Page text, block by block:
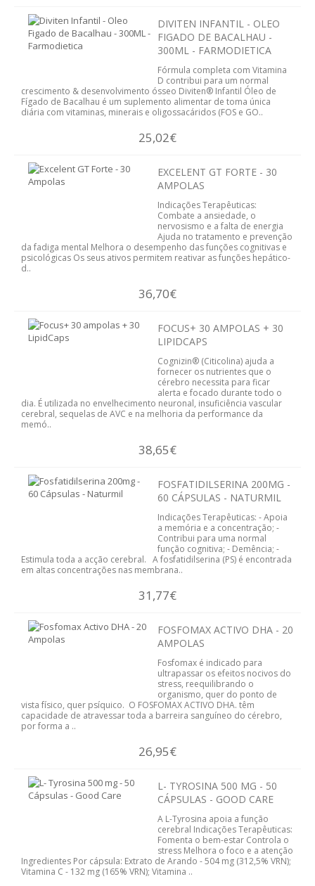
AMINOÁCIDOS/ BCAA
CREATINA
VITAMINAS E MINERAIS
ORTOPEDIA
REVENDA
DIVITEN INFANTIL - OLEO
FIGADO DE BACALHAU -
300ML - FARMODIETICA
Fórmula completa com Vitamina
D contribui para um normal
crescimento & desenvolvimento ósseo Diviten® Infantil Óleo de
Fígado de Bacalhau é um suplemento alimentar de toma única
diária com vitaminas, minerais e oligossacáridos (FOS e GO..
25,02€
EXCELENT GT FORTE - 30
AMPOLAS
Indicações Terapêuticas:
Combate a ansiedade, o
nervosismo e a falta de energia
Ajuda no tratamento e prevenção
da fadiga mental Melhora o desempenho das funções cognitivas e
psicológicas Os seus ativos permitem reativar as funções hepático-
d..
36,70€
FOCUS+ 30 AMPOLAS + 30
LIPIDCAPS
Cognizin® (Citicolina) ajuda a
fornecer os nutrientes que o
cérebro necessita para ficar
alerta e focado durante todo o
dia. É utilizada no envelhecimento neuronal, insuficiência vascular
cerebral, sequelas de AVC e na melhoria da performance da
memó..
38,65€
FOSFATIDILSERINA 200MG -
60 CÁPSULAS - NATURMIL
Indicações Terapêuticas: - Apoia
a memória e a concentração; -
Contribui para uma normal
função cognitiva; - Demência; -
Estimula toda a acção cerebral. A fosfatidilserina (PS) é encontrada
em altas concentrações nas membrana..
31,77€
FOSFOMAX ACTIVO DHA - 20
AMPOLAS
Fosfomax é indicado para
ultrapassar os efeitos nocivos do
stress, reequilibrando o
organismo, quer do ponto de
vista físico, quer psíquico. O FOSFOMAX ACTIVO DHA. têm
capacidade de atravessar toda a barreira sanguíneo do cérebro,
por forma a ..
26,95€
L- TYROSINA 500 MG - 50
CÁPSULAS - GOOD CARE
A L-Tyrosina apoia a função
cerebral Indicações Terapêuticas:
Fomenta o bem-estar Controla o
stress Melhora o foco e a atenção
Ingredientes Por cápsula: Extrato de Arando - 504 mg (312,5% VRN);
Vitamina C - 132 mg (165% VRN); Vitamina ..